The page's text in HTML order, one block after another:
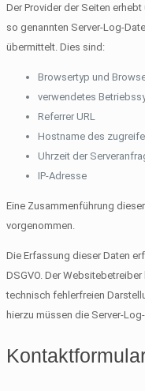
Der Provider der Seiten
so genannten Server-Log-
übermittelt. Dies sind:
Browsertyp und
verwendetes
Referrer URL
Hostname des
Uhrzeit der
IP-Adresse
Eine Zusammenführung
vorgenommen.
Die Erfassung dieser Daten
DSGVO. Der
technisch fehlerfreien
hierzu müssen die Server-